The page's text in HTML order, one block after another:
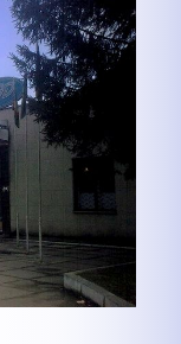
adipiscing
dolor.